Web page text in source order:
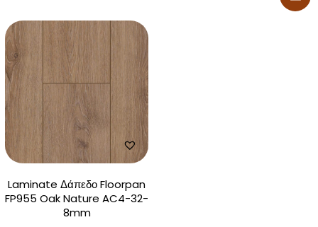
Laminate Δάπεδο Floorpan
FP955 Oak Nature AC4-32-
8mm